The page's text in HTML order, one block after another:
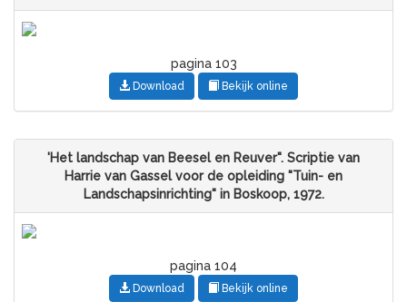
pagina 103
Download Bekijk online
'Het landschap van Beesel en Reuver". Scriptie van
Harrie van Gassel voor de opleiding "Tuin- en
Landschapsinrichting" in Boskoop, 1972.
pagina 104
Download Bekijk online